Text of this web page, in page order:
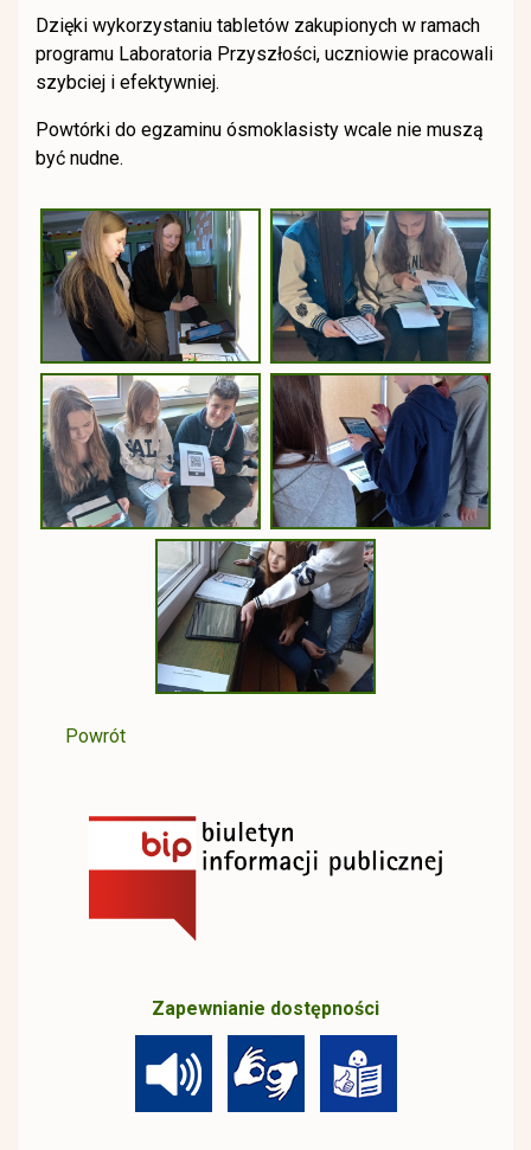
Dzięki wykorzystaniu tabletów zakupionych w ramach
programu Laboratoria Przyszłości, uczniowie pracowali
szybciej i efektywniej.
Powtórki do egzaminu ósmoklasisty wcale nie muszą
być nudne.
Powrót
Zapewnianie dostępności